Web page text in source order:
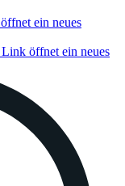
ein neues
öffnet ein neues